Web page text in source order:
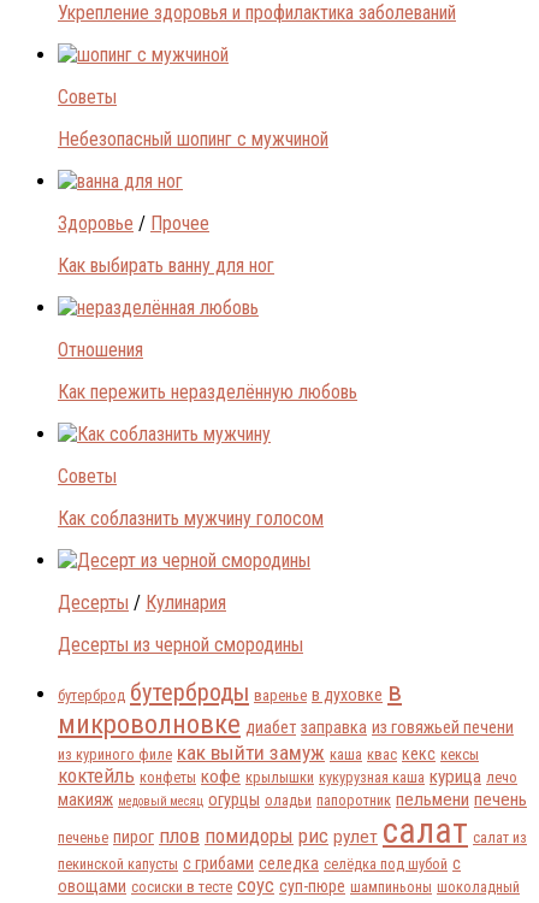
Укрепление здоровья и профилактика заболеваний
Советы
Небезопасный шопинг с мужчиной
Здоровье / Прочее
Как выбирать ванну для ног
Отношения
Как пережить неразделённую любовь
Советы
Как соблазнить мужчину голосом
Десерты / Кулинария
Десерты из черной смородины
бутерброд бутерброды варенье в духовке в
микроволновке диабет заправка из говяжьей печени
из куриного филе как выйти замуж каша квас кекс кексы
коктейль конфеты кофе крылышки кукурузная каша курица лечо
макияж медовый месяц огурцы оладьи папоротник пельмени печень
печенье пирог плов помидоры рис рулет салат салат из
пекинской капусты с грибами селедка селёдка под шубой с
овощами сосиски в тесте соус суп-пюре шампиньоны шоколадный